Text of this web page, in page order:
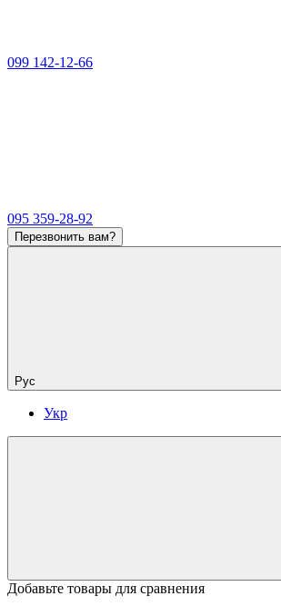
099 142-12-66
095 359-28-92
Перезвонить вам?
Рус
Укр
Добавьте товары для сравнения